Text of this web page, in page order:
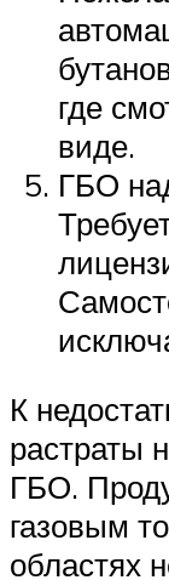
где
виде.
ГБО
К
растраты
ГБО.
газовым
областях